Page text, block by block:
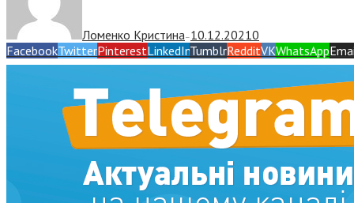
Ломенко Кристина— 10.12.20210
FacebookTwitterPinterestLinkedInTumblrRedditVKWhatsApp